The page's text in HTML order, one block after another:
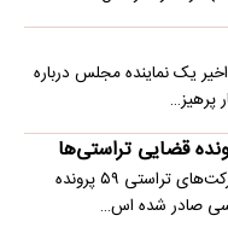
یک نماینده مجلس درباره
پرهیز…
قضایی تراستی‌ها
دادستان تهران گفت: تاکنون برای مدیران شرکت‌های تراستی ۵۹ پرونده